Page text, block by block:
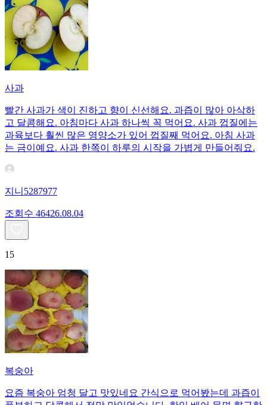
사과
빨간 사과가 색이 진하고 향이 신선해요. 과즙이 많아 아삭하
고 달콤해요. 아침마다 사과 하나씩 꼭 먹어요. 사과 껍질에는
과육보다 훨씬 많은 영양소가 있어 껍질째 먹어요. 아침 사과
는 금이예요. 사과 한쪽이 하루의 시작을 가볍게 만들어줘요.
지니5287977
조회수 46426.08.04
15
복숭아
요즘 복숭아 엄청 달고 맛있네요 간식으로 먹어봤는데 과즙이